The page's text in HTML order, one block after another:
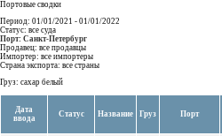
Портовые сводки
Период: 01/01/2021 - 01/01/2022
Статус: все суда
Порт: Санкт-Петербург
Продавец: все продавцы
Импортер: все импортеры
Страна экспорта: все страны
Груз: сахар белый
Дата
ввода
Статус Название Груз Порт